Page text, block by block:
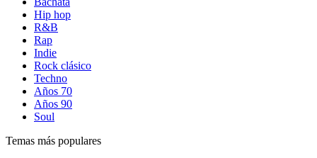
Hip hop
R&B
Rap
Indie
Rock clásico
Techno
Años 70
Años 90
Soul
Temas más populares